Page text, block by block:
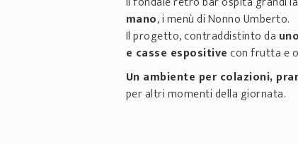
mano, i menù di Nonno Umberto.
Il progetto, contraddistinto da
e casse espositivecon frutta e
Un ambiente per colazioni,
per altri momenti della giornata.